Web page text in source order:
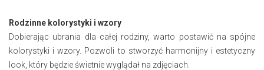
Rodzinne kolorystyki i wzory
Dobierając ubrania dla całej rodziny, warto postawić na spójne
kolorystyki i wzory. Pozwoli to stworzyć harmonijny i estetyczny
look, który będzie świetnie wyglądał na zdjęciach.